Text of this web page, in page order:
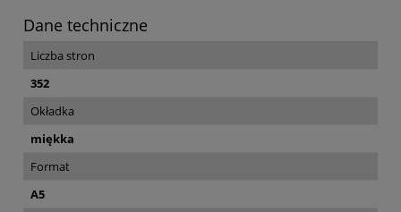
Dane techniczne
Liczba stron
352
Okładka
miękka
Format
A5